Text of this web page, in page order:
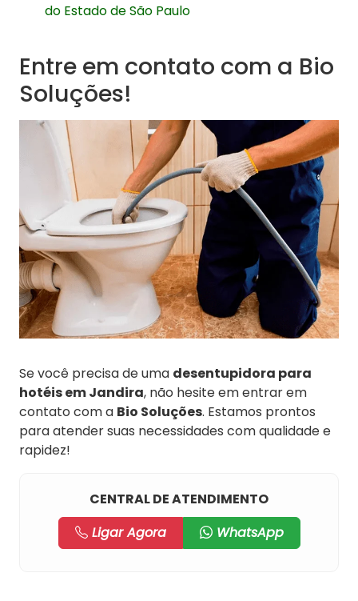
do Estado de São Paulo
Entre em contato com a Bio
Soluções!
Se você precisa de uma desentupidora para
hotéis em Jandira, não hesite em entrar em
contato com a Bio Soluções. Estamos prontos
para atender suas necessidades com qualidade e
rapidez!
CENTRAL DE ATENDIMENTO
Ligar Agora
WhatsApp